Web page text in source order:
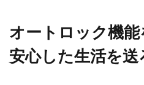
オートロック機
安心した生活を送